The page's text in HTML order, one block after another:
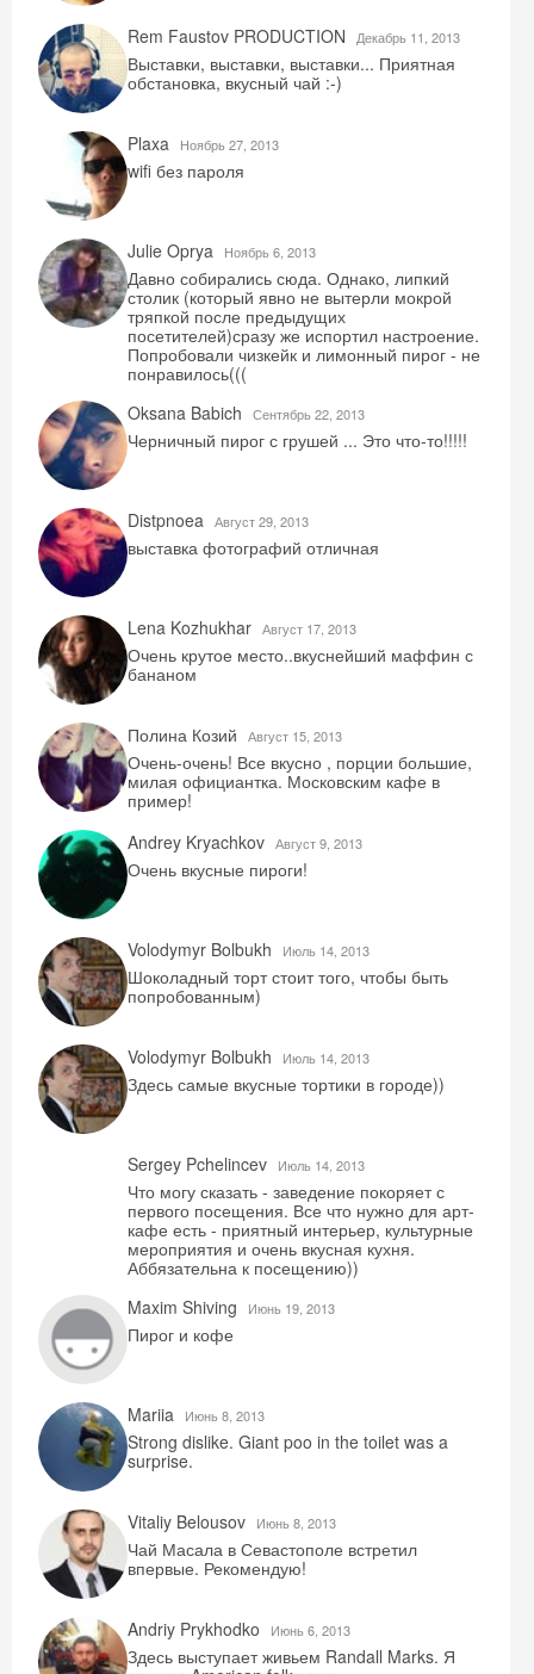
Rem Faustov PRODUCTION Декабрь 11, 2013
Выставки, выставки, выставки... Приятная
обстановка, вкусный чай :-)
Plaxa Ноябрь 27, 2013
wifi без пароля
Julie Oprya Ноябрь 6, 2013
Давно собирались сюда. Однако, липкий
столик (который явно не вытерли мокрой
тряпкой после предыдущих
посетителей)сразу же испортил настроение.
Попробовали чизкейк и лимонный пирог - не
понравилось(((
Oksana Babich
Сентябрь 22, 2013
Черничный пирог с грушей ... Это что-то!!!!!
Distpnoea Август 29, 2013
выставка фотографий отличная
Lena Kozhukhar Август 17, 2013
Очень крутое место..вкуснейший маффин с
бананом
Полина Козий Август 15, 2013
Очень-очень! Все вкусно , порции большие,
милая официантка. Московским кафе в
пример!
Andrey Kryachkov Август 9, 2013
Очень вкусные пироги!
Volodymyr Bolbukh Июль 14, 2013
Шоколадный торт стоит того, чтобы быть
попробованным)
Volodymyr Bolbukh Июль 14, 2013
Здесь самые вкусные тортики в городе))
Sergey Pchelincev Июль 14, 2013
Что могу сказать - заведение покоряет с
первого посещения. Все что нужно для арт-
кафе есть - приятный интерьер, культурные
мероприятия и очень вкусная кухня.
Аббязательна к посещению))
Maxim Shiving
Июнь 19, 2013
Пирог и кофе
Mariia Июнь 8, 2013
Strong dislike. Giant poo in the toilet was a
surprise.
Vitaliy Belousov Июнь 8, 2013
Чай Масала в Севастополе встретил
впервые. Рекомендую!
Andriy Prykhodko Июнь 6, 2013
Здесь выступает живьем Randall Marks. Я
Скидка −5%
Хочешь дешевле? Оставь почту и получи
промокод на первое бронирование!